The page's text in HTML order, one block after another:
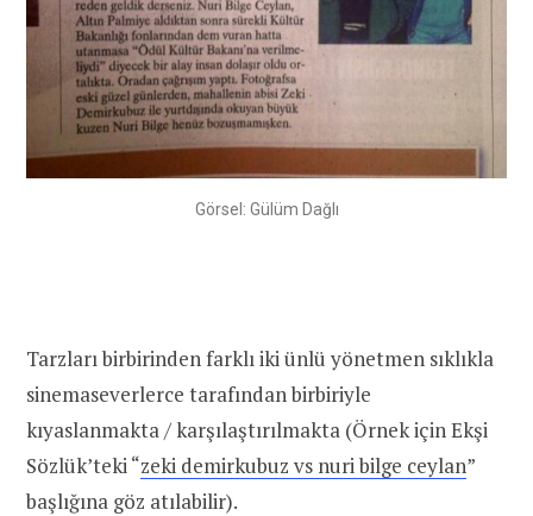
Görsel: Gülüm Dağlı
Tarzları birbirinden farklı iki ünlü yönetmen sıklıkla
sinemaseverlerce tarafından birbiriyle
kıyaslanmakta / karşılaştırılmakta (Örnek için Ekşi
Sözlük’teki “zeki demirkubuz vs nuri bilge ceylan”
başlığına göz atılabilir).